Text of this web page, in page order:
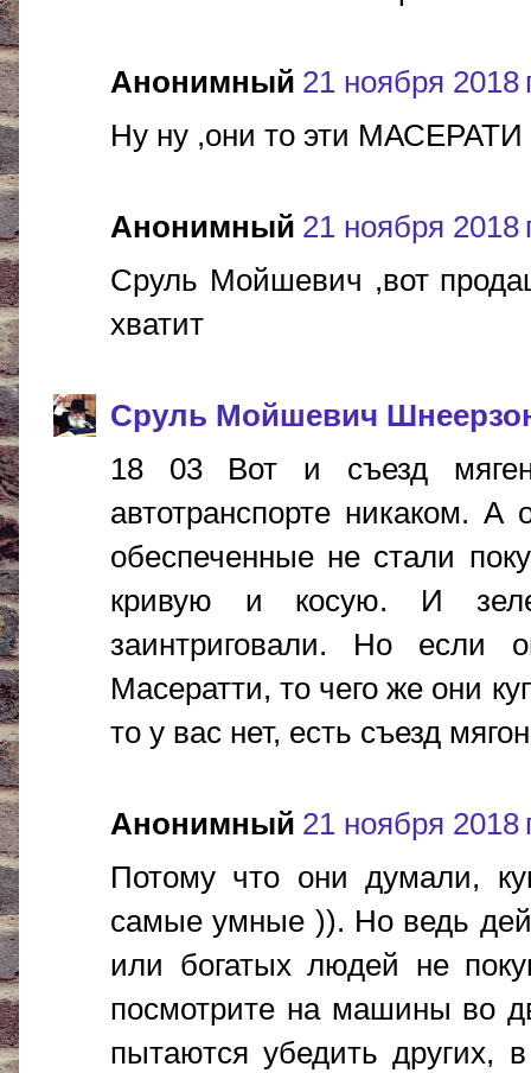
Анонимный 21 ноября 2018
Ну ну ,они то эти МАСЕРАТИ
Анонимный 21 ноября 2018
Сруль Мойшевич ,вот
хватит
Сруль Мойшевич
18 03 Вот и съезд
автотранспорте никаком.
обеспеченные не стали
кривую и косую. И
заинтриговали. Но
Масератти, то чего же они
то у вас нет, есть съезд
Анонимный 21 ноября 2018
Потому что они думали,
самые умные )). Но ведь
или богатых людей не
посмотрите на машины во
пытаются убедить